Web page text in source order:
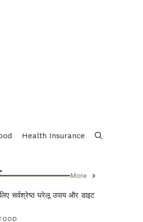
Health Insurance
More
सर्वश्रेष्ठ घरेलू उपाय और डाइट